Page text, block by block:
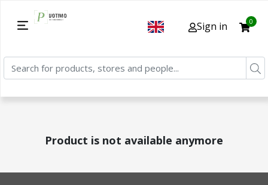
Sign in 0
Product is not available anymore